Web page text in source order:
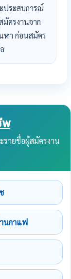
ระสบการณ์
ครงานจาก
หา ก่อนสมัคร
พ
รายชื่อผู้สมัครงาน
นกาแฟ